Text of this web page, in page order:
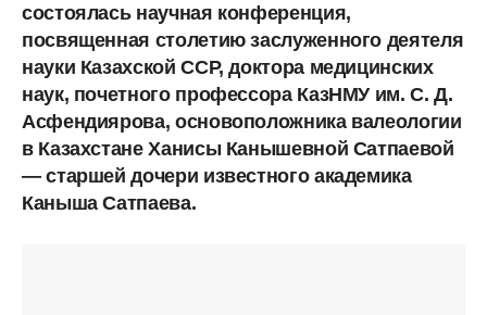
состоялась научная конференция,
посвященная столетию заслуженного деятеля
науки Казахской ССР, доктора медицинских
наук, почетного профессора КазНМУ им. С. Д.
Асфендиярова, основоположника валеологии
в Казахстане Ханисы Канышевной Сатпаевой
— старшей дочери известного академика
Каныша Сатпаева.